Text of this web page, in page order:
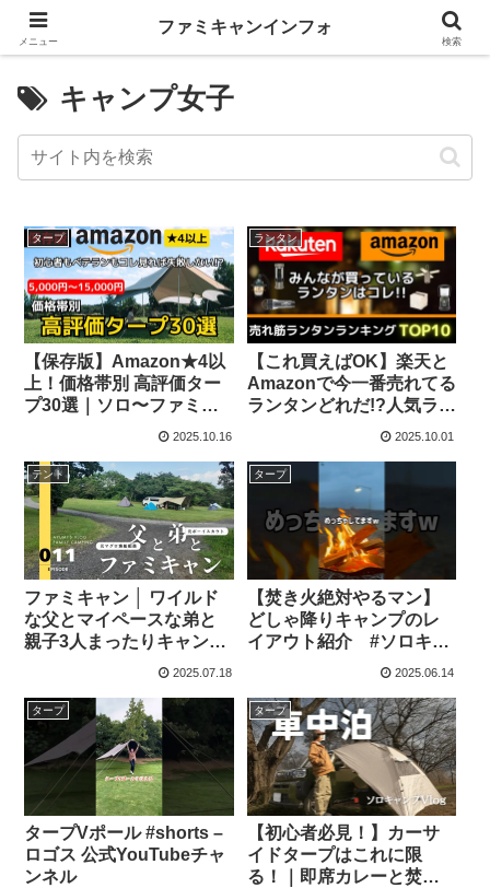
キャンプ女子
タープ
【保存版】Amazon★4以
上！価格帯別 高評価ター
プ30選｜ソロ〜ファミリ
ーまでコレ見れば
CAMP GEAR HACK
-2nd-
2025.10.16
ランタン
【これ買えばOK】楽天と
Amazonで今一番売れてる
ランタンどれだ!?人気ラン
タンランキングTOP10 –
-2nd-
2025.10.01
テント
ファミキャン │ ワイルド
な父とマイペースな弟と
親子3人まったりキャンプ
／朝霧ジャンボリーオー
2025.07.18
タープ
【焚き火絶対やるマン】
どしゃ降りキャンプのレ
イアウト紹介 #ソロキャ
ンプ #タープ#雨キャンプ
2025.06.14
タープ
タープVポール #shorts –
ロゴス 公式YouTubeチャ
ンネル
タープ
【初心者必見！】カーサ
イドタープはこれに限
る！｜即席カレーと焚火
メニュー
ファミキャンインフォ
検索